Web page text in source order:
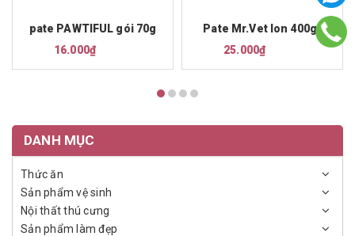
pate PAWTIFUL gói 70g
16.000₫
Pate Mr.Vet lon 400gr
25.000₫
DANH MỤC
Thức ăn
Sản phẩm vệ sinh
Nội thất thú cưng
Sản phẩm làm đẹp